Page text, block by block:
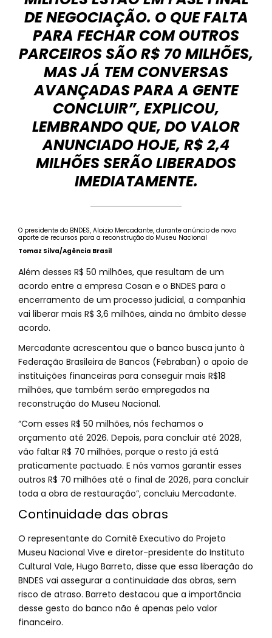
DE NEGOCIAÇÃO. O QUE FALTA
PARA FECHAR COM OUTROS
PARCEIROS SÃO R$ 70 MILHÕES,
MAS JÁ TEM CONVERSAS
AVANÇADAS PARA A GENTE
CONCLUIR”, EXPLICOU,
LEMBRANDO QUE, DO VALOR
ANUNCIADO HOJE, R$ 2,4
MILHÕES SERÃO LIBERADOS
IMEDIATAMENTE.
O presidente do BNDES, Aloizio Mercadante, durante anúncio de novo
aporte de recursos para a reconstrução do Museu Nacional
Tomaz Silva/Agência Brasil
Além desses R$ 50 milhões, que resultam de um
acordo entre a empresa Cosan e o BNDES para o
encerramento de um processo judicial, a companhia
vai liberar mais R$ 3,6 milhões, ainda no âmbito desse
acordo.
Mercadante acrescentou que o banco busca junto à
Federação Brasileira de Bancos (Febraban) o apoio de
instituições financeiras para conseguir mais R$18
milhões, que também serão empregados na
reconstrução do Museu Nacional.
“Com esses R$ 50 milhões, nós fechamos o
orçamento até 2026. Depois, para concluir até 2028,
vão faltar R$ 70 milhões, porque o resto já está
praticamente pactuado. E nós vamos garantir esses
outros R$ 70 milhões até o final de 2026, para concluir
toda a obra de restauração”, concluiu Mercadante.
Continuidade das obras
O representante do Comitê Executivo do Projeto
Museu Nacional Vive e diretor-presidente do Instituto
Cultural Vale, Hugo Barreto, disse que essa liberação do
BNDES vai assegurar a continuidade das obras, sem
risco de atraso. Barreto destacou que a importância
desse gesto do banco não é apenas pelo valor
financeiro.